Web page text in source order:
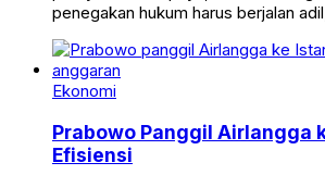
penegakan hukum harus berjalan
Ekonomi
Prabowo Panggil Airlangga
Efisiensi